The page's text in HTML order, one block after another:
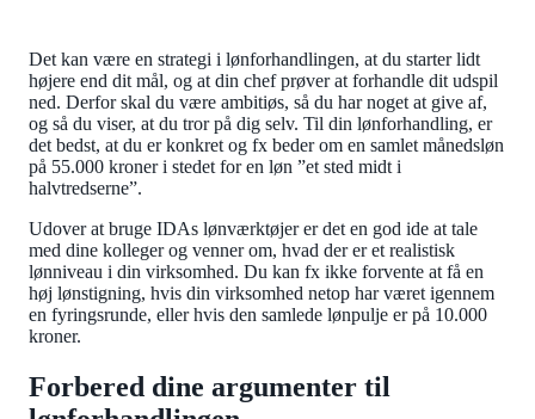
Det kan være en strategi i lønforhandlingen, at du starter lidt
højere end dit mål, og at din chef prøver at forhandle dit udspil
ned. Derfor skal du være ambitiøs, så du har noget at give af,
og så du viser, at du tror på dig selv. Til din lønforhandling, er
det bedst, at du er konkret og fx beder om en samlet månedsløn
på 55.000 kroner i stedet for en løn ”et sted midt i
halvtredserne”.
Udover at bruge IDAs lønværktøjer er det en god ide at tale
med dine kolleger og venner om, hvad der er et realistisk
lønniveau i din virksomhed. Du kan fx ikke forvente at få en
høj lønstigning, hvis din virksomhed netop har været igennem
en fyringsrunde, eller hvis den samlede lønpulje er på 10.000
kroner.
Forbered dine argumenter til